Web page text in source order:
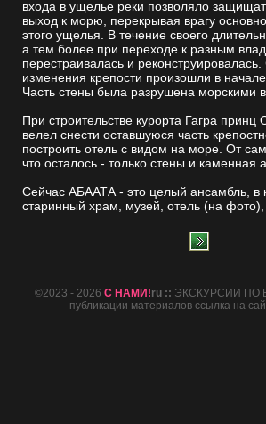
входа в ущелье реки позволяло
выход к морю, перекрывая врагу
этого ущелья. В течение своего
а тем более при переходе к разным
перестраивалась и
изменения крепости произошли в начале
Часть стены была разрушена морскими
При строительстве курорта Гагра принц
велел снести оставшуюся часть
построить отель с видом на море. От
что осталось - только стены и каменная
Сейчас АБААТА - это целый ансамбль, в
старинный храм, музей, отель (на
©2023 - 2026С НАМИ!ru :: ЭКСКУРСИИ ПО
публикации материалов ссылка на